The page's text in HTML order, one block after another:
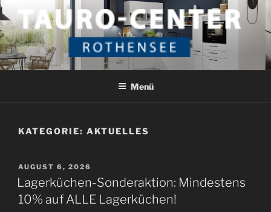
Zum
Inhalt
springen
TAURO CENTER ROTHENSEE
Das etwas andere Küchenstudio
Menü
KATEGORIE: AKTUELLES
VERÖFFENTLICHT
AM
AUGUST 6, 2026
Lagerküchen-Sonderaktion: Mindestens
10% auf ALLE Lagerküchen!